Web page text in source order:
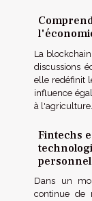
La
discussions
elle redéfinit
influence
à
Fintechs
Dans un
continue de